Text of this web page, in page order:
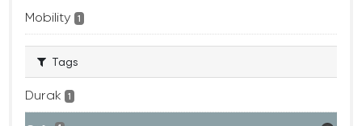
Mobility 1
Tags
Durak 1